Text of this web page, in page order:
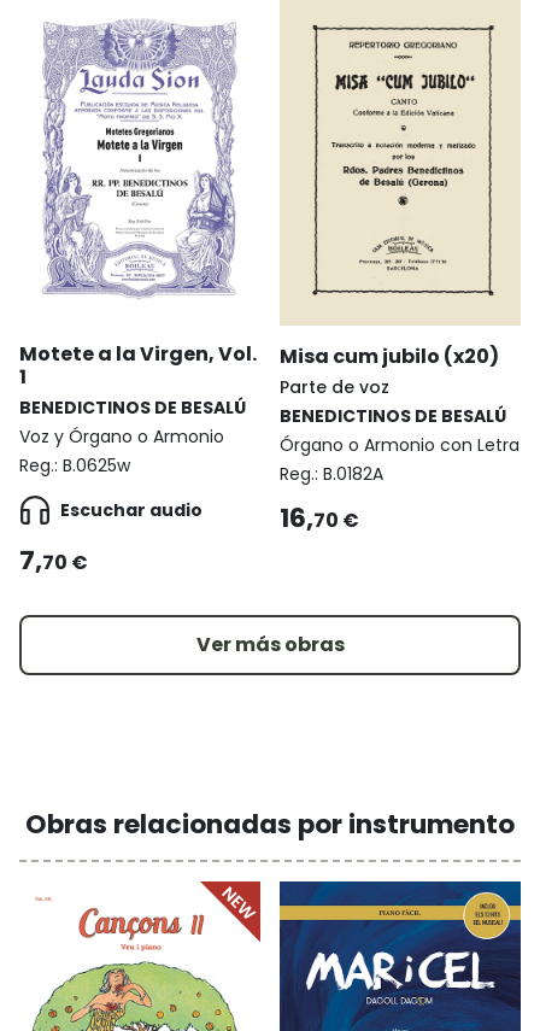
Motete a la Virgen, Vol.
1
BENEDICTINOS DE BESALÚ
Voz y Órgano o Armonio
Reg.: B.0625w
Escuchar audio
7,70 €
Misa cum jubilo (x20)
Parte de voz
BENEDICTINOS DE BESALÚ
Órgano o Armonio con Letra
Reg.: B.0182A
16,70 €
Ver más obras
Obras relacionadas por instrumento